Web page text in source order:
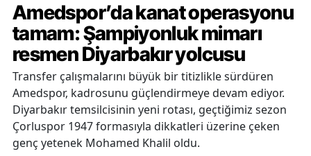
Amedspor’da kanat operasyonu
tamam: Şampiyonluk mimarı
resmen Diyarbakır yolcusu
Transfer çalışmalarını büyük bir titizlikle sürdüren
Amedspor, kadrosunu güçlendirmeye devam ediyor.
Diyarbakır temsilcisinin yeni rotası, geçtiğimiz sezon
Çorluspor 1947 formasıyla dikkatleri üzerine çeken
genç yetenek Mohamed Khalil oldu.